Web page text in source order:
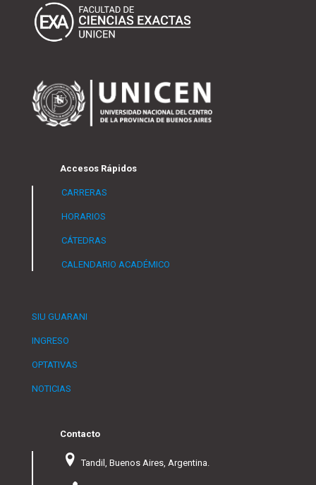
Accesos Rápidos
CARRERAS
HORARIOS
CÁTEDRAS
CALENDARIO ACADÉMICO
SIU GUARANI
INGRESO
OPTATIVAS
NOTICIAS
Contacto
Tandil, Buenos Aires, Argentina.